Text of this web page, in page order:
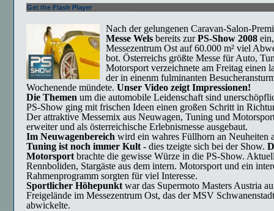
Get the Flash Player
Nach der gelungenen Caravan-Salon-
Messe Wels bereits zurPS-Show 2008
Messezentrum Ost auf 60.000 m² viel
bot. Österreichs größte Messe für Auto,
Motorsport verzeichnete am Freitag einen
der in einenm fulminanten
Wochenende mündete. Unser Video zeigt Impressionen!
Die Themen um die automobile Leidenschaft sind
PS-Show ging mit frischen Ideen einen großen Schritt in
Der attraktive Messemix aus Neuwagen, Tuning und
erweiter und als österreichische Erlebnismesse ausgebaut.
Im Neuwagenbereich wird ein wahres Füllhorn an Neuheiten
Tuning ist noch immer Kult - dies tzeigte sich bei der Show.
Motorsport brachte die gewisse Würze in die PS-Show.
Rennboliden, Stargäste aus dem intern. Motorsport und ein
Rahmenprogramm sorgten für viel Interesse.
Sportlicher Höhepunkt war das Supermoto Masters Austria
Freigelände im Messezentrum Ost, das der MSV Schwanenstadt
abwickelte.